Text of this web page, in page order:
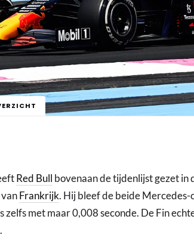
Red Bull bovenaan de tijdenlijst gezet
Frankrijk. Hij bleef de beide Mercedes-
zelfs met maar 0,008 seconde. De Fin